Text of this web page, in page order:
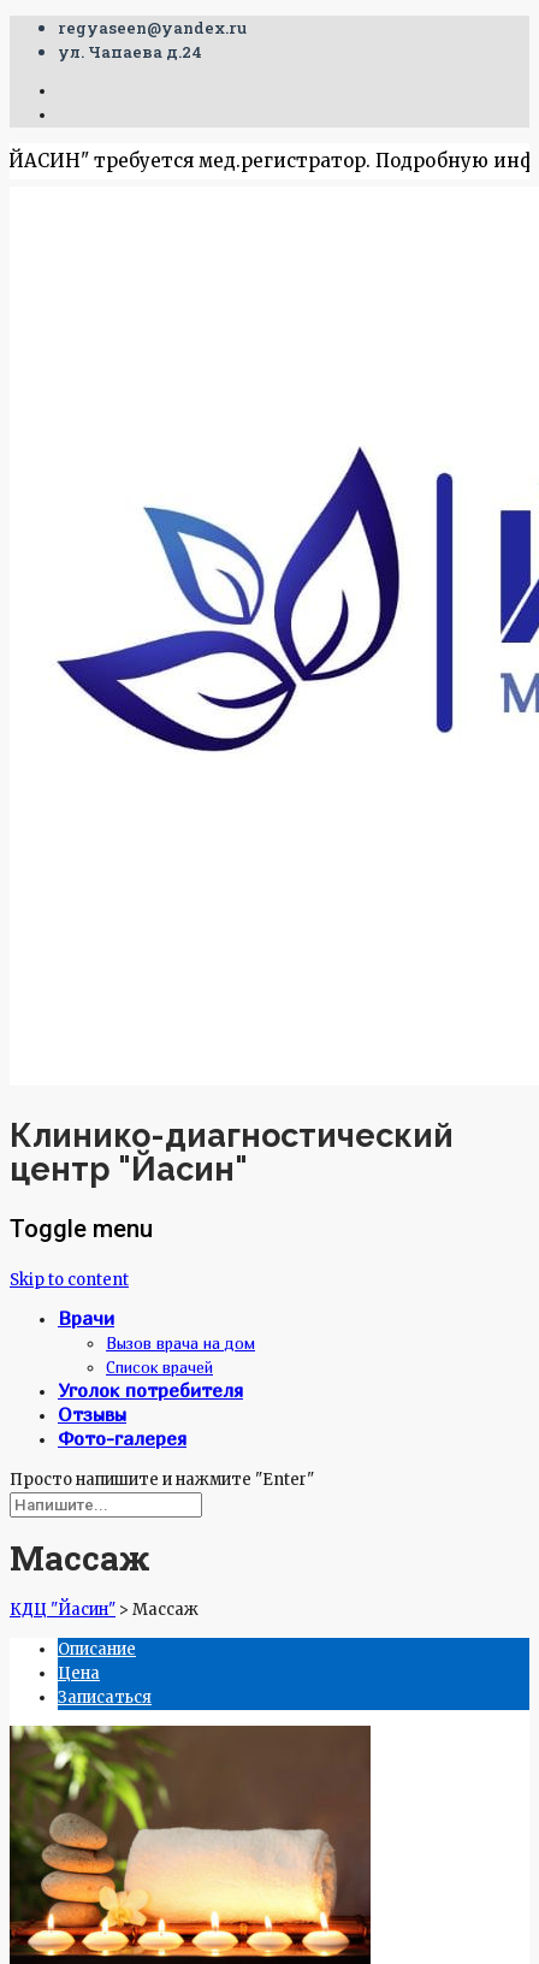
regyaseen@yandex.ru
ул. Чапаева д.24
требуется мед.регистратор. Подробную
Клинико-диагностический
центр "Йасин"
Toggle menu
Skip to content
Врачи
Вызов врача на дом
Список врачей
Уголок потребителя
Отзывы
Фото-галерея
Просто напишите и нажмите "Enter"
Массаж
КДЦ "Йасин" > Массаж
Описание
Цена
Записаться